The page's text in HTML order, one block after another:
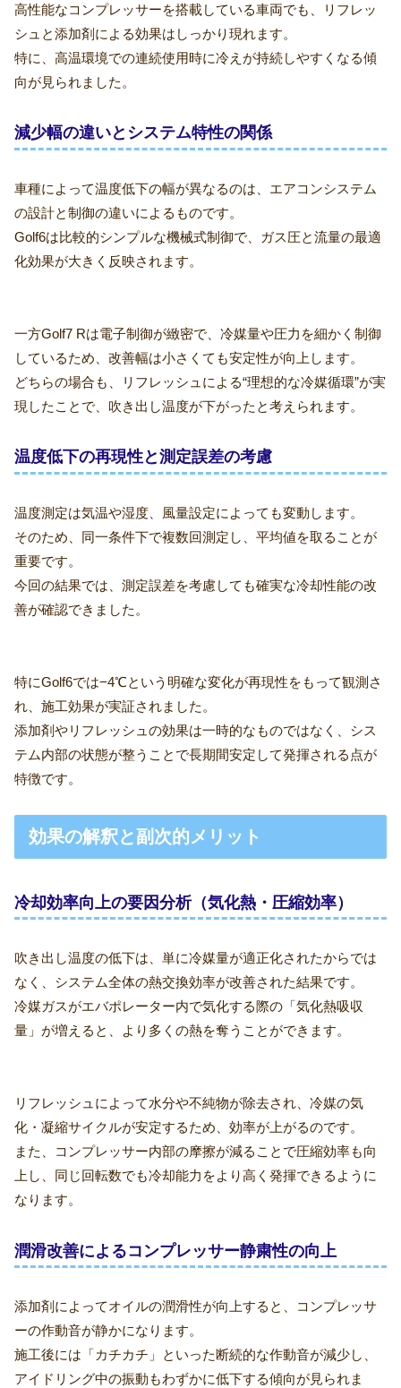
高性能なコンプレッサーを搭載している車両でも、リフレッ
シュと添加剤による効果はしっかり現れます。
特に、高温環境での連続使用時に冷えが持続しやすくなる傾
向が見られました。
減少幅の違いとシステム特性の関係
車種によって温度低下の幅が異なるのは、エアコンシステム
の設計と制御の違いによるものです。
Golf6は比較的シンプルな機械式制御で、ガス圧と流量の最適
化効果が大きく反映されます。
一方Golf7 Rは電子制御が緻密で、冷媒量や圧力を細かく制御
しているため、改善幅は小さくても安定性が向上します。
どちらの場合も、リフレッシュによる“理想的な冷媒循環”が実
現したことで、吹き出し温度が下がったと考えられます。
温度低下の再現性と測定誤差の考慮
温度測定は気温や湿度、風量設定によっても変動します。
そのため、同一条件下で複数回測定し、平均値を取ることが
重要です。
今回の結果では、測定誤差を考慮しても確実な冷却性能の改
善が確認できました。
特にGolf6では−4℃という明確な変化が再現性をもって観測さ
れ、施工効果が実証されました。
添加剤やリフレッシュの効果は一時的なものではなく、シス
テム内部の状態が整うことで長期間安定して発揮される点が
特徴です。
効果の解釈と副次的メリット
冷却効率向上の要因分析（気化熱・圧縮効率）
吹き出し温度の低下は、単に冷媒量が適正化されたからでは
なく、システム全体の熱交換効率が改善された結果です。
冷媒ガスがエバポレーター内で気化する際の「気化熱吸収
量」が増えると、より多くの熱を奪うことができます。
リフレッシュによって水分や不純物が除去され、冷媒の気
化・凝縮サイクルが安定するため、効率が上がるのです。
また、コンプレッサー内部の摩擦が減ることで圧縮効率も向
上し、同じ回転数でも冷却能力をより高く発揮できるように
なります。
潤滑改善によるコンプレッサー静粛性の向上
添加剤によってオイルの潤滑性が向上すると、コンプレッサ
ーの作動音が静かになります。
施工後には「カチカチ」といった断続的な作動音が減少し、
アイドリング中の振動もわずかに低下する傾向が見られま